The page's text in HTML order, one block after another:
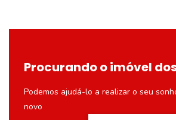
Procurando o imóvel
Podemos ajudá-lo a realizar o seu
novo